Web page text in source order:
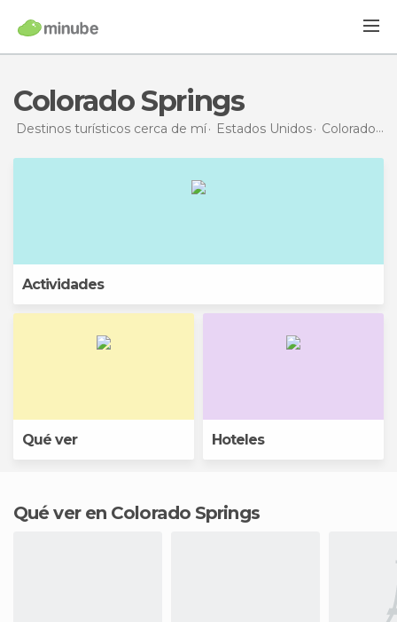
Colorado Springs
Destinos turísticos cerca de mí Estados Unidos Colorado
Actividades
Qué ver Hoteles
Qué ver en Colorado Springs